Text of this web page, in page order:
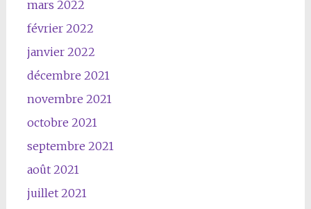
mars 2022
février 2022
janvier 2022
décembre 2021
novembre 2021
octobre 2021
septembre 2021
août 2021
juillet 2021